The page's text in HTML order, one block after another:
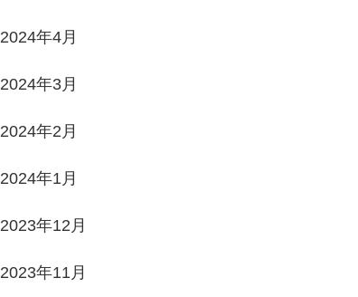
2024年4月
2024年3月
2024年2月
2024年1月
2023年12月
2023年11月